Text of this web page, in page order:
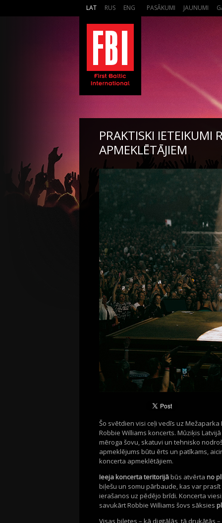
LAT RUS ENG PASĀKUMI JAUNUMI
PRAKTISKI IETEIKUMI
APMEKLĒTĀJIEM
Šo svētdien visi ceļi vedīs uz
Robbie Williams koncerts. Mūziķis
mēroga šovu, skatuvi un tehnisko
apmeklējums būtu ērts un patīkams,
koncerta apmeklētājiem.
Ieeja koncerta teritorijābūs atvērta no
biļešu un somu pārbaude, kas var
ierašanos uz pēdējo brīdi. Koncerta
savukārt Robbie Williams šovs sāksies
Visas biļetes – kā digitālās, tā drukātās